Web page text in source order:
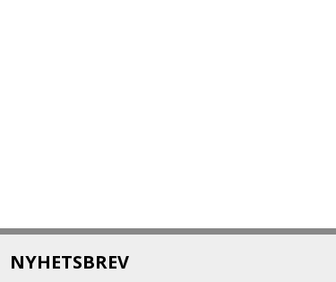
NYHETSBREV